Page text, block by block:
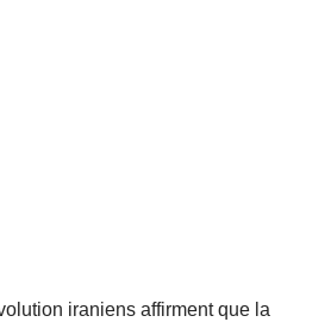
iraniens affirment que la